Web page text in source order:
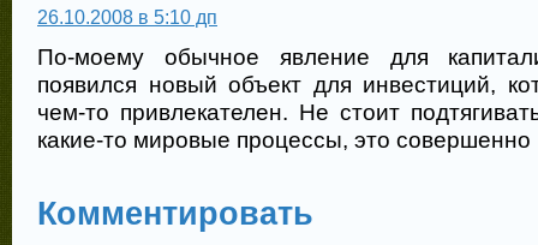
26.10.2008 в 5:10 дп
По-моему обычное явление для
появился новый объект для инвестиций,
чем-то привлекателен. Не стоит
какие-то мировые процессы, это
Комментировать